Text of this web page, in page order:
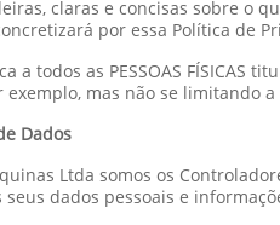
claras e concisas sobre o
por essa Política de
a todos as PESSOAS
mas não se limitando
Dados
Ltda somos os
dados pessoais e